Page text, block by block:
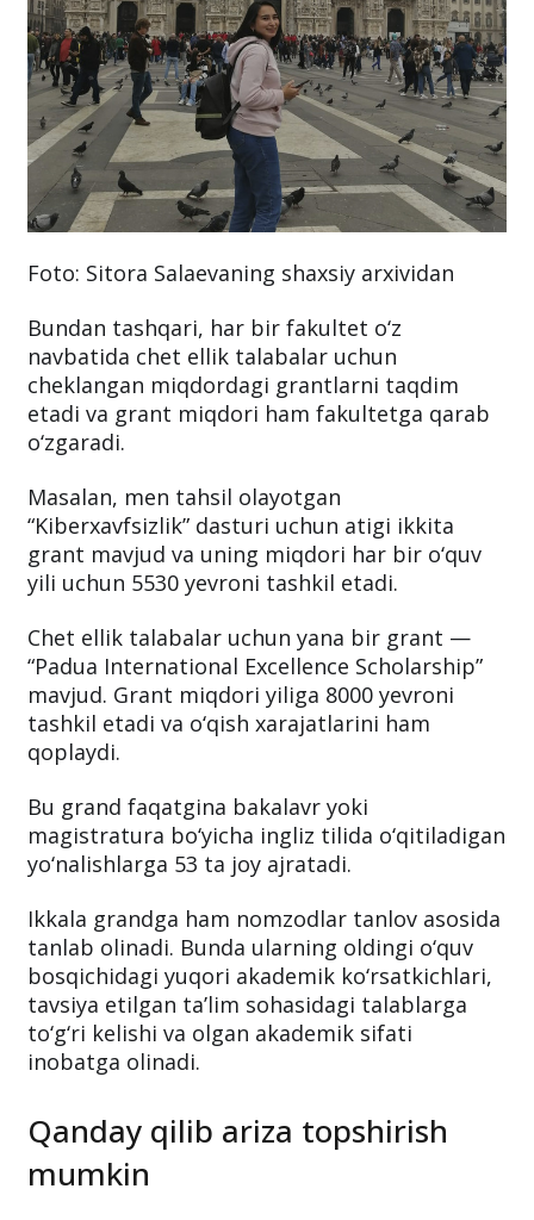
Foto: Sitora Salaevaning shaxsiy arxividan
Bundan tashqari, har bir fakultet o‘z
navbatida chet ellik talabalar uchun
cheklangan miqdordagi grantlarni taqdim
etadi va grant miqdori ham fakultetga qarab
o‘zgaradi.
Masalan, men tahsil olayotgan
“Kiberxavfsizlik” dasturi uchun atigi ikkita
grant mavjud va uning miqdori har bir o‘quv
yili uchun 5530 yevroni tashkil etadi.
Chet ellik talabalar uchun yana bir grant —
“Padua International Excellence Scholarship”
mavjud. Grant miqdori yiliga 8000 yevroni
tashkil etadi va o‘qish xarajatlarini ham
qoplaydi.
Bu grand faqatgina bakalavr yoki
magistratura bo‘yicha ingliz tilida o‘qitiladigan
yo‘nalishlarga 53 ta joy ajratadi.
Ikkala grandga ham nomzodlar tanlov asosida
tanlab olinadi. Bunda ularning oldingi o‘quv
bosqichidagi yuqori akademik ko‘rsatkichlari,
tavsiya etilgan ta’lim sohasidagi talablarga
to‘g‘ri kelishi va olgan akademik sifati
inobatga olinadi.
Qanday qilib ariza topshirish
mumkin